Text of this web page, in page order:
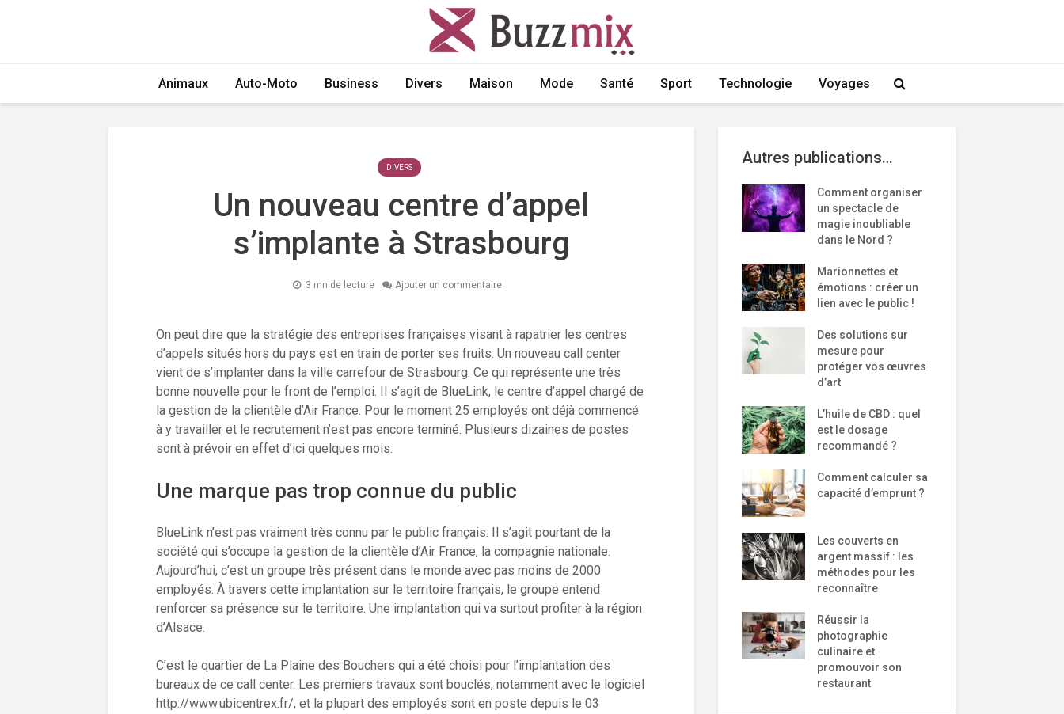
Animaux Auto-Moto Business Divers Maison Mode Santé Sport Technologie Voyages
DIVERS
Un nouveau centre d’appel
s’implante à Strasbourg
3 mn de lecture Ajouter un commentaire
On peut dire que la stratégie des entreprises françaises visant à rapatrier les centres
d’appels situés hors du pays est en train de porter ses fruits. Un nouveau call center
vient de s’implanter dans la ville carrefour de Strasbourg. Ce qui représente une très
bonne nouvelle pour le front de l’emploi. Il s’agit de BlueLink, le centre d’appel chargé de
la gestion de la clientèle d’Air France. Pour le moment 25 employés ont déjà commencé
à y travailler et le recrutement n’est pas encore terminé. Plusieurs dizaines de postes
sont à prévoir en effet d’ici quelques mois.
Une marque pas trop connue du public
BlueLink n’est pas vraiment très connu par le public français. Il s’agit pourtant de la
société qui s’occupe la gestion de la clientèle d’Air France, la compagnie nationale.
Aujourd’hui, c’est un groupe très présent dans le monde avec pas moins de 2000
employés. À travers cette implantation sur le territoire français, le groupe entend
renforcer sa présence sur le territoire. Une implantation qui va surtout profiter à la région
d’Alsace.
C’est le quartier de La Plaine des Bouchers qui a été choisi pour l’implantation des
bureaux de ce call center. Les premiers travaux sont bouclés, notamment avec le logiciel
http://www.ubicentrex.fr/, et la plupart des employés sont en poste depuis le 03
Autres publications…
Comment organiser
un spectacle de
magie inoubliable
dans le Nord ?
Marionnettes et
émotions : créer un
lien avec le public !
Des solutions sur
mesure pour
protéger vos œuvres
d’art
L’huile de CBD : quel
est le dosage
recommandé ?
Comment calculer sa
capacité d’emprunt ?
Les couverts en
argent massif : les
méthodes pour les
reconnaître
Réussir la
photographie
culinaire et
promouvoir son
restaurant